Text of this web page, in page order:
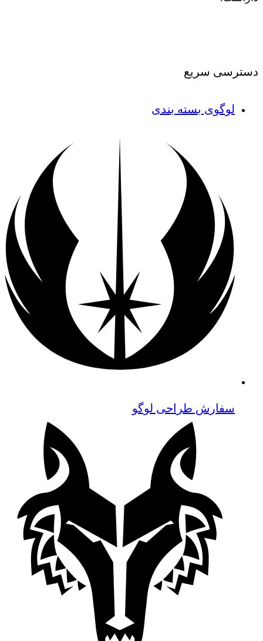
دسترسی سریع
لوگوی بسته بندی
سفارش طراحی لوگو